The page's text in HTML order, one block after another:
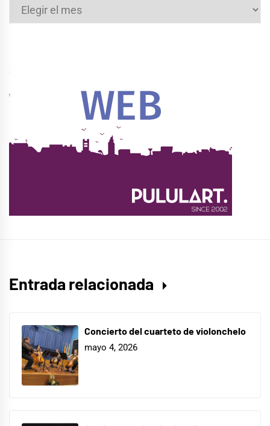
Archivos
Entrada relacionada
Concierto del cuarteto de violonchelo
mayo 4, 2026